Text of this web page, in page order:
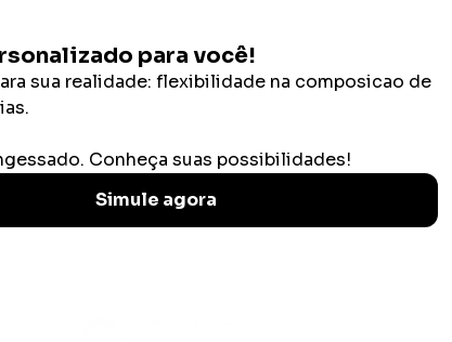
Categorias
dicas incríveis
dos sonhos: